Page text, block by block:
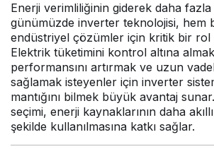
Enerji verimliliğinin giderek daha fazla
günümüzde inverter teknolojisi, hem
endüstriyel çözümler için kritik bir rol
Elektrik tüketimini kontrol altına
performansını artırmak ve uzun
sağlamak isteyenler için inverter
mantığını bilmek büyük avantaj
seçimi, enerji kaynaklarının daha
şekilde kullanılmasına katkı sağlar.